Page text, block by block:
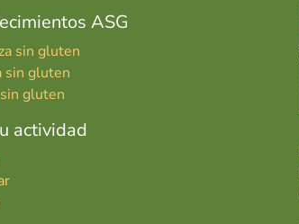
ASG
sin gluten
sin gluten
gluten
actividad